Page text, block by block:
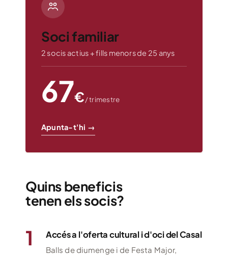
Soci familiar
2 socis actius + fills menors de 25 anys
67€/ trimestre
Apunta-t'hi →
Quins beneficis
tenen els socis?
1 Accés a l'oferta cultural i d'oci del Casal
Balls de diumenge i de Festa Major,